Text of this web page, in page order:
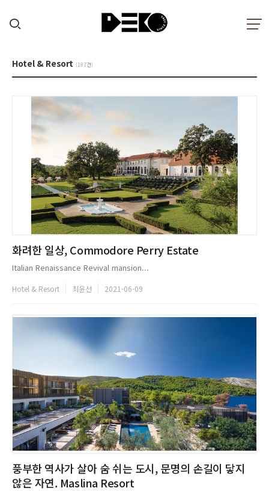
Hotel & Resort (187건)
화려한 일상, Commodore Perry Estate
Italian Renaissance Revival mansion...
Hotel & Resort 최윤선 2021-06-09
풍부한 역사가 살아 숨 쉬는 도시, 문명의 손길이 닿지
않은 자연. Maslina Resort